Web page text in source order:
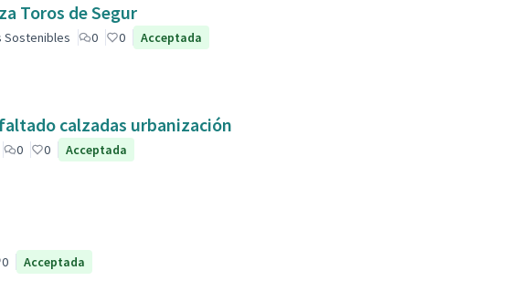
Toros de Segur
Sostenibles 0 0 Acceptada
calzadas urbanización
0 0 Acceptada
0 Acceptada